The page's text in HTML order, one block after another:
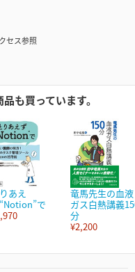
セス参照
も買っています。
あえ
で
竜馬先生の血液
ガス白熱講義
分
¥2,200